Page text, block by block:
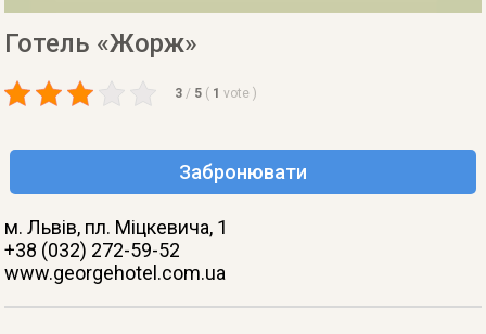
Готель «Жорж»
3 / 5 ( 1 vote )
Забронювати
м. Львів, пл. Міцкевича, 1
+38 (032) 272-59-52
www.georgehotel.com.ua